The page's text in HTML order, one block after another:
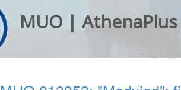
MUO | AthenaPlus